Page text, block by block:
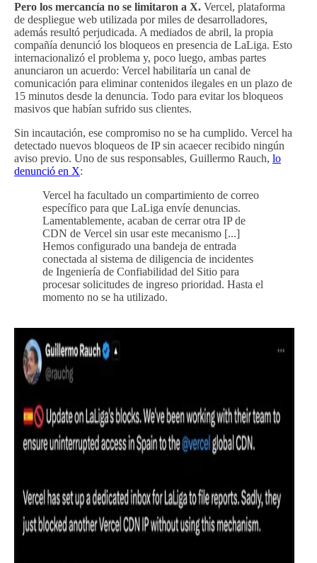
Pero los mercancía no se limitaron a X. Vercel, plataforma
de despliegue web utilizada por miles de desarrolladores,
además resultó perjudicada. A mediados de abril, la propia
compañía denunció los bloqueos en presencia de LaLiga. Esto
internacionalizó el problema y, poco luego, ambas partes
anunciaron un acuerdo: Vercel habilitaría un canal de
comunicación para eliminar contenidos ilegales en un plazo de
15 minutos desde la denuncia. Todo para evitar los bloqueos
masivos que habían sufrido sus clientes.
Sin incautación, ese compromiso no se ha cumplido. Vercel ha
detectado nuevos bloqueos de IP sin acaecer recibido ningún
aviso previo. Uno de sus responsables, Guillermo Rauch, lo
denunció en X:
Vercel ha facultado un compartimiento de correo
específico para que LaLiga envíe denuncias.
Lamentablemente, acaban de cerrar otra IP de
CDN de Vercel sin usar este mecanismo [...]
Hemos configurado una bandeja de entrada
conectada al sistema de diligencia de incidentes
de Ingeniería de Confiabilidad del Sitio para
procesar solicitudes de ingreso prioridad. Hasta el
momento no se ha utilizado.